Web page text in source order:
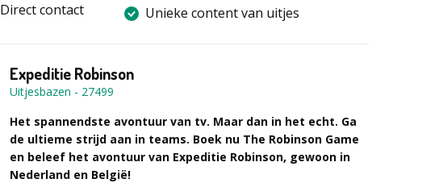
Direct contact Unieke content van uitjes
Expeditie Robinson
Uitjesbazen - 27499
Het spannendste avontuur van tv. Maar dan in het echt. Ga
de ultieme strijd aan in teams. Boek nu The Robinson Game
en beleef het avontuur van Expeditie Robinson, gewoon in
Nederland en België!